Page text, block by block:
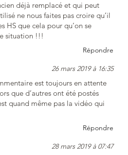
déjà remplacé et qui peut
ne nous faites pas croire qu’il
HS que cela pour qu’on se
situation !!!
Répondre
26 mars 2019 à 16:35
est toujours en attente
que d’autres ont été postés
quand même pas la vidéo qui
Répondre
28 mars 2019 à 07:47